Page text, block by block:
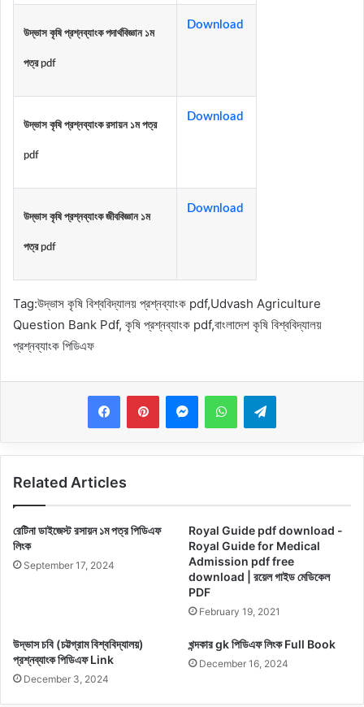
উদ্ভাস কৃষি প্রশ্নব্যাংক পদার্থবিজ্ঞান ১ম
পত্র pdf
Download
উদ্ভাস কৃষি প্রশ্নব্যাংক রসায়ন ১ম পত্র
pdf
Download
উদ্ভাস কৃষি প্রশ্নব্যাংক জীববিজ্ঞান ১ম
পত্র pdf
Download
Tag:উদ্ভাস কৃষি বিশ্ববিদ্যালয় প্রশ্নব্যাংক pdf,Udvash Agriculture
Question Bank Pdf, কৃষি প্রশ্নব্যাংক pdf,বাংলাদেশ কৃষি বিশ্ববিদ্যালয়
প্রশ্নব্যাংক পিডিএফ
MessengerWhatsAppTelegram
Related Articles
রেটিনা ডাইজেস্ট রসায়ন ১ম পত্র পিডিএফ
লিংক
September 17, 2024
Royal Guide pdf download -
Royal Guide for Medical
Admission pdf free
download | রয়েল গাইড মেডিকেল
PDF
February 19, 2021
উদ্ভাস চবি (চট্টগ্রাম বিশ্ববিদ্যালয়)
প্রশ্নব্যাংক পিডিএফ Link
December 3, 2024
খন্দকার gk পিডিএফ লিংক Full Book
December 16, 2024